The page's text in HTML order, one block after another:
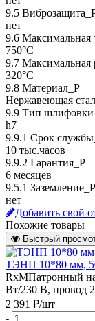
9.5
нет
9.6 Максимальная
750°C
9.7 Максимальная
320°C
9.8 Материал_Р
Нержавеющая
9.9 Тип шлифовки
h7
9.9.1 Срок
10 тыс.часов
9.9.2 Гарантия_Р
6 месяцев
9.5.1 Заземление_P
нет
Добавить свой
Похожие товары
Быстрый
ТЭНП 10*80 мм,
RxMПатронный
Вт/230 В, провод
2 391 ₽/шт
-